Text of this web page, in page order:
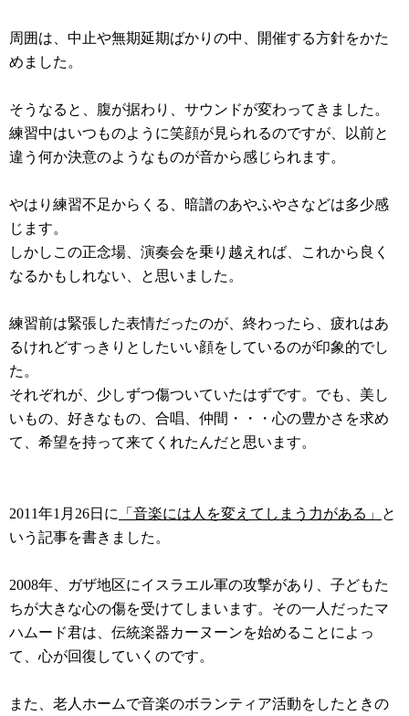
周囲は、中止や無期延期ばかりの中、開催する方針をかた
めました。
そうなると、腹が据わり、サウンドが変わってきました。
練習中はいつものように笑顔が見られるのですが、以前と
違う何か決意のようなものが音から感じられます。
やはり練習不足からくる、暗譜のあやふやさなどは多少感
じます。
しかしこの正念場、演奏会を乗り越えれば、これから良く
なるかもしれない、と思いました。
練習前は緊張した表情だったのが、終わったら、疲れはあ
るけれどすっきりとしたいい顔をしているのが印象的でし
た。
それぞれが、少しずつ傷ついていたはずです。でも、美し
いもの、好きなもの、合唱、仲間・・・心の豊かさを求め
て、希望を持って来てくれたんだと思います。
2011年1月26日に 「音楽には人を変えてしまう力がある」
と
いう記事を書きました。
2008年、ガザ地区にイスラエル軍の攻撃があり、子どもた
ちが大きな心の傷を受けてしまいます。その一人だったマ
ハムード君は、伝統楽器カーヌーンを始めることによっ
て、心が回復していくのです。
また、老人ホームで音楽のボランティア活動をしたときの